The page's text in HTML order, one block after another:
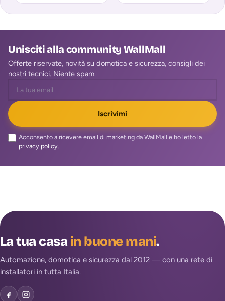
AD INFRAROSSI
INFORMAZIONI SUI
Unisciti alla community WallMall
Offerte riservate, novità su domotica e sicurezza, consigli dei
nostri tecnici. Niente spam.
Iscrivimi
Acconsento a ricevere email di marketing da WallMall e ho letto la
privacy policy.
La tua casain buone mani.
Automazione, domotica e sicurezza dal 2012 — con una rete di
installatori in tutta Italia.